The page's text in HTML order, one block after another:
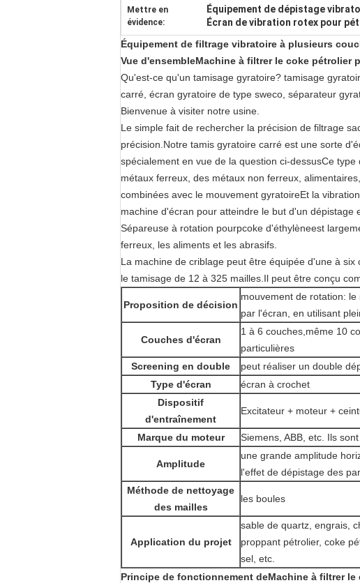
Mettre en
évidence:
Équipement de dépistage
Écran de vibration rotex pour
Équipement de filtrage vibratoire à plusieurs
Vue d'ensembleMachine à filtrer le coke pétrolier
Qu'est-ce qu'un tamisage gyratoire? tamisage
carré, écran gyratoire de type sweco, séparateur
Bienvenue à visiter notre usine.
Le simple fait de rechercher la précision de filtrage
précision.Notre tamis gyratoire carré est une sorte
spécialement en vue de la question ci-dessusCe
métaux ferreux, des métaux non ferreux,
combinées avec le mouvement gyratoireEt la
machine d'écran pour atteindre le but d'un dépistage
Sépareuse à rotation pourpcoke d'éthylèneest
ferreux, les aliments et les abrasifs.
La machine de criblage peut être équipée d'une à
le tamisage de 12 à 325 mailles.Il peut être conçu
Proposition de décision
mouvement de rotation:
par l'écran, en utilisant
Couches d'écran
1 à 6 couches, même 10
particulières
Screening en double
peut réaliser un double
Type d'écran
écran à crochet
Dispositif
d'entraînement
Excitateur + moteur +
Marque du moteur Siemens, ABB, etc. Ils
Amplitude
une grande amplitude
l'effet de dépistage des
Méthode de nettoyage
des mailles
les boules
Application du projet
sable de quartz, engrais,
proppant pétrolier, coke
sel, etc.
Principe de fonctionnement deMachine à filtrer